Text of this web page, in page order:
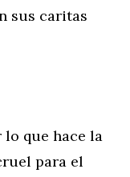
sus caritas
lo que hace la
para el